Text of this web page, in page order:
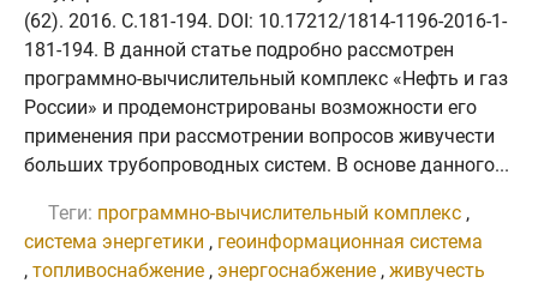
(62). 2016. C.181-194. DOI: 10.17212/1814-1196-2016-1-
181-194. В данной статье подробно рассмотрен
программно-вычислительный комплекс «Нефть и газ
России» и продемонстрированы возможности его
применения при рассмотрении вопросов живучести
больших трубопроводных систем. В основе данного...
Теги: программно-вычислительный комплекс ,
система энергетики , геоинформационная система
, топливоснабжение , энергоснабжение , живучесть